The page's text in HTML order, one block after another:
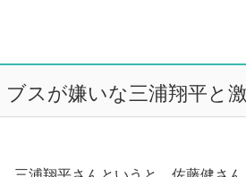
ブスが嫌いな三浦翔平と